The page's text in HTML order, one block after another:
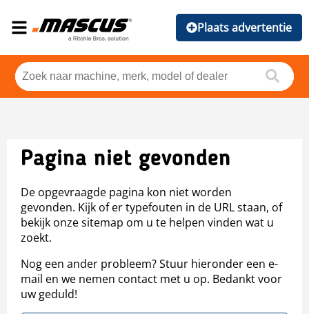
Plaats advertentie
Pagina niet gevonden
De opgevraagde pagina kon niet worden
gevonden. Kijk of er typefouten in de URL staan, of
bekijk onze sitemap om u te helpen vinden wat u
zoekt.
Nog een ander probleem? Stuur hieronder een e-
mail en we nemen contact met u op. Bedankt voor
uw geduld!